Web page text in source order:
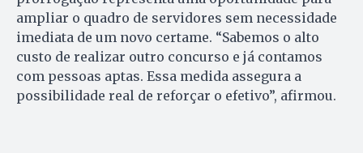
ampliar o quadro de servidores sem necessidade
imediata de um novo certame. “Sabemos o alto
custo de realizar outro concurso e já contamos
com pessoas aptas. Essa medida assegura a
possibilidade real de reforçar o efetivo”, afirmou.